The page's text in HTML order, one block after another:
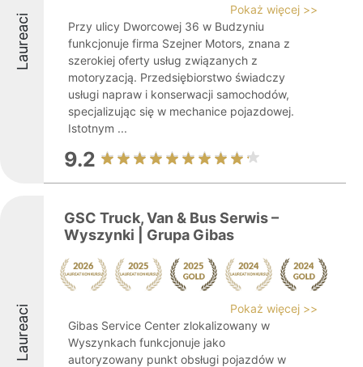
Laureaci
Pokaż więcej >>
Przy ulicy Dworcowej 36 w Budzyniu
funkcjonuje firma Szejner Motors, znana z
szerokiej oferty usług związanych z
motoryzacją. Przedsiębiorstwo świadczy
usługi napraw i konserwacji samochodów,
specjalizując się w mechanice pojazdowej.
Istotnym ...
9.2
Laureaci
GSC Truck, Van & Bus Serwis –
Wyszynki | Grupa Gibas
Pokaż więcej >>
Gibas Service Center zlokalizowany w
Wyszynkach funkcjonuje jako
autoryzowany punkt obsługi pojazdów w